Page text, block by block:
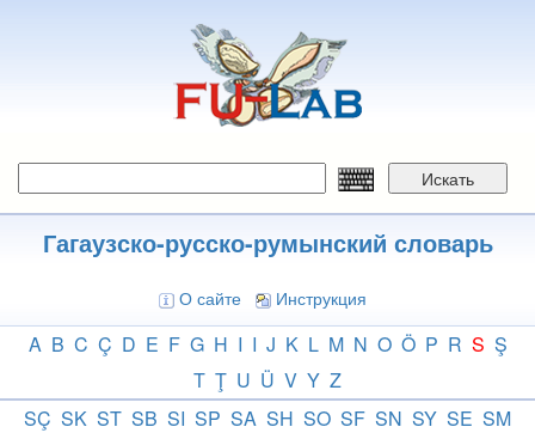
Искать
Гагаузско-русско-румынский словарь
О сайте Инструкция
A B C Ç D E F G H I I J K L M N O Ö P R S Ş
T Ţ U Ü V Y Z
SÇ SK ST SB SI SP SA SH SO SF SN SY SE SM